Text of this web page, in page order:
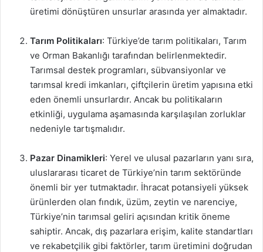
üretimi dönüştüren unsurlar arasında yer almaktadır.
Tarım Politikaları: Türkiye’de tarım politikaları, Tarım
ve Orman Bakanlığı tarafından belirlenmektedir.
Tarımsal destek programları, sübvansiyonlar ve
tarımsal kredi imkanları, çiftçilerin üretim yapısına etki
eden önemli unsurlardır. Ancak bu politikaların
etkinliği, uygulama aşamasında karşılaşılan zorluklar
nedeniyle tartışmalıdır.
Pazar Dinamikleri: Yerel ve ulusal pazarların yanı sıra,
uluslararası ticaret de Türkiye’nin tarım sektöründe
önemli bir yer tutmaktadır. İhracat potansiyeli yüksek
ürünlerden olan fındık, üzüm, zeytin ve narenciye,
Türkiye’nin tarımsal geliri açısından kritik öneme
sahiptir. Ancak, dış pazarlara erişim, kalite standartları
ve rekabetçilik gibi faktörler, tarım üretimini doğrudan